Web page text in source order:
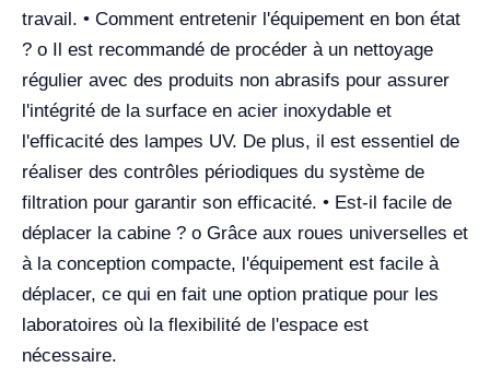
travail. • Comment entretenir l'équipement en bon état
? o Il est recommandé de procéder à un nettoyage
régulier avec des produits non abrasifs pour assurer
l'intégrité de la surface en acier inoxydable et
l'efficacité des lampes UV. De plus, il est essentiel de
réaliser des contrôles périodiques du système de
filtration pour garantir son efficacité. • Est-il facile de
déplacer la cabine ? o Grâce aux roues universelles et
à la conception compacte, l'équipement est facile à
déplacer, ce qui en fait une option pratique pour les
laboratoires où la flexibilité de l'espace est
nécessaire.